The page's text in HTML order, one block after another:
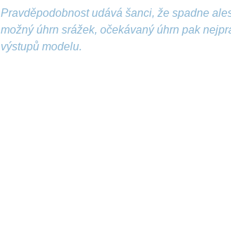
Pravděpodobnost udává šanci, že spadne
možný úhrn srážek, očekávaný úhrn pak
výstupů modelu.